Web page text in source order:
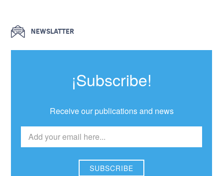
NEWSLATTER
¡Subscribe!
Receive our publications and news